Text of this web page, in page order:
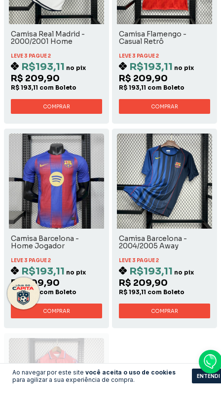
Ao navegar por este site você aceita o uso de cookies
para agilizar a sua experiência de compra.
ENTENDI
Camisa Real Madrid -
2000/2001 Home
LEVE 3 PAGUE 2
R$193,11 no pix
R$ 209,90
R$ 193,11 com Boleto
COMPRAR
Camisa Flamengo -
Casual Retrô
LEVE 3 PAGUE 2
R$193,11 no pix
R$ 209,90
R$ 193,11 com Boleto
COMPRAR
Camisa Barcelona -
Home Jogador
LEVE 3 PAGUE 2
R$193,11 no pix
R$ 209,90
R$ 193,11 com Boleto
COMPRAR
Camisa Barcelona -
2004/2005 Away
LEVE 3 PAGUE 2
R$193,11 no pix
R$ 209,90
R$ 193,11 com Boleto
COMPRAR